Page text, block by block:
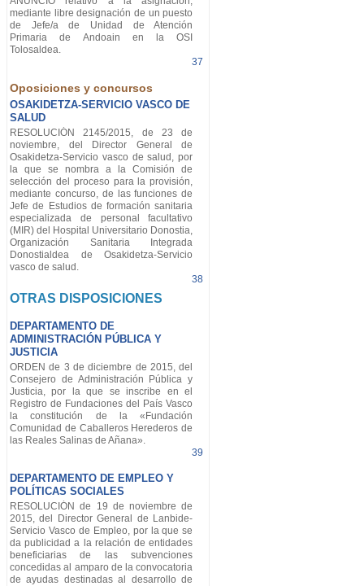
mediante libre designación de un puesto
de Jefe/a de Unidad de Atención
Primaria de Andoain en la OSI
Tolosaldea.
37
Oposiciones y concursos
OSAKIDETZA-SERVICIO VASCO DE
SALUD
RESOLUCIÓN 2145/2015, de 23 de
noviembre, del Director General de
Osakidetza-Servicio vasco de salud, por
la que se nombra a la Comisión de
selección del proceso para la provisión,
mediante concurso, de las funciones de
Jefe de Estudios de formación sanitaria
especializada de personal facultativo
(MIR) del Hospital Universitario Donostia,
Organización Sanitaria Integrada
Donostialdea de Osakidetza-Servicio
vasco de salud.
38
OTRAS DISPOSICIONES
DEPARTAMENTO DE
ADMINISTRACIÓN PÚBLICA Y
JUSTICIA
ORDEN de 3 de diciembre de 2015, del
Consejero de Administración Pública y
Justicia, por la que se inscribe en el
Registro de Fundaciones del País Vasco
la constitución de la «Fundación
Comunidad de Caballeros Herederos de
las Reales Salinas de Añana».
39
DEPARTAMENTO DE EMPLEO Y
POLÍTICAS SOCIALES
RESOLUCIÓN de 19 de noviembre de
2015, del Director General de Lanbide-
Servicio Vasco de Empleo, por la que se
da publicidad a la relación de entidades
beneficiarias de las subvenciones
concedidas al amparo de la convocatoria
de ayudas destinadas al desarrollo de